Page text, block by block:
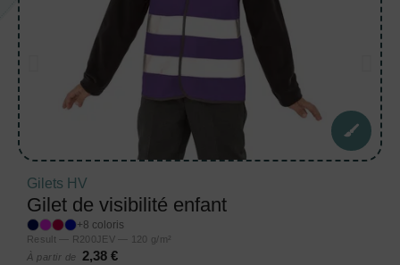
Gilets HV
Gilet de visibilité enfant
+8 coloris
Result — R200JEV — 120 g/m²
À partir de
2,38 €